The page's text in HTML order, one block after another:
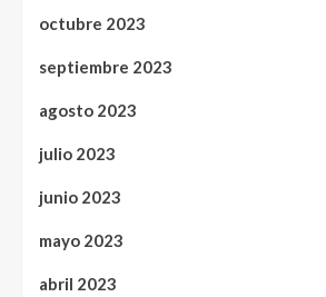
octubre 2023
septiembre 2023
agosto 2023
julio 2023
junio 2023
mayo 2023
abril 2023